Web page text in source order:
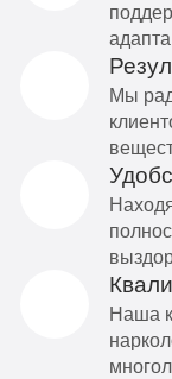
Мы
Наша